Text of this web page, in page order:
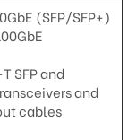
(SFP/SFP+)
SFP and
and
cables